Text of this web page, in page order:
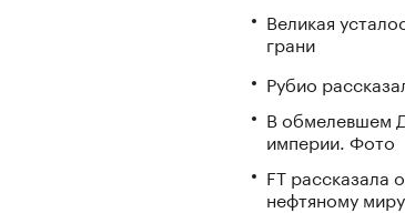
Великая
грани
Рубио
В обмелевшем
империи. Фото
FT рассказала
нефтяному миру